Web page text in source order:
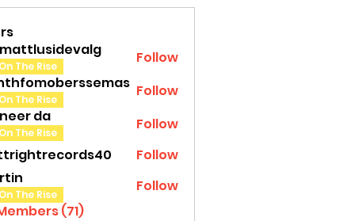
The Rise Follow
The Rise
Follow
da
The Rise Follow
Follow
The Rise
Follow
(71)